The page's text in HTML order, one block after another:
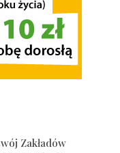
Zakładów